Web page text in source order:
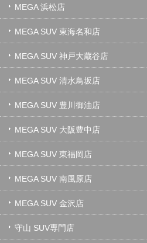
MEGA 浜松店
MEGA SUV 東海名和店
MEGA SUV 神戸大蔵谷店
MEGA SUV 清水鳥坂店
MEGA SUV 豊川御油店
MEGA SUV 大阪豊中店
MEGA SUV 東福岡店
MEGA SUV 南風原店
MEGA SUV 金沢店
守山 SUV専門店